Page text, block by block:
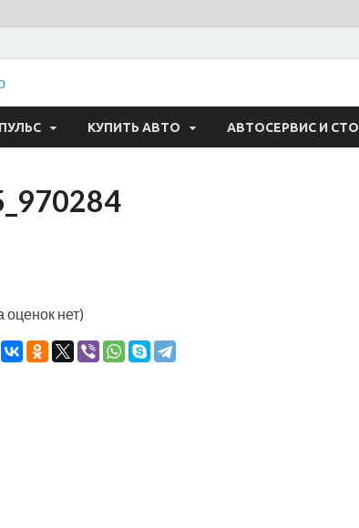
ForPost — Авто
ПУЛЬС КУПИТЬ АВТО АВТОСЕРВИС И СТО
оценок нет)